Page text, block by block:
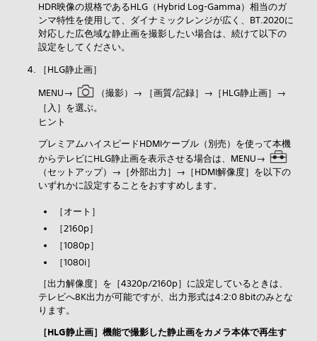
HDR映像の規格であるHLG（Hybrid Log-Gamma）相当のガ
ンマ特性を使用して、ダイナミックレンジが広く、BT.2020に
対応した広色域な静止画を撮影したい場合は、続けて以下の
設定をしてください。
［HLG静止画］
MENU→
（撮影）→ ［画質/記録］→［HLG静止画］→
［ 入］を選ぶ。
ヒント
プレミアムハイスピードHDMIケーブル（別売）を使って本機
からテレビにHLG静止画を表示させる場合は、MENU→
（セットアップ）→［外部出力］→［HDMI解像度］を以下の
いずれかに設定することをおすすめします。
［オート］
［2160p］
［1080p］
［1080i］
［出力解像度］を［4320p/2160p］に設定しているときは、
テレビへ8K出力が可能ですが、出力形式は4:2:0 8bitのみとな
ります。
［HLG静止画］機能で撮影した静止画をカメラ本体で再生す